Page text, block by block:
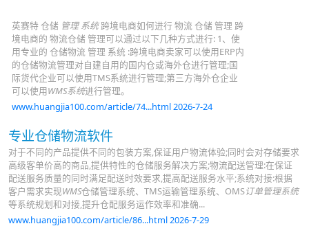
英赛特 仓储 管理 系统跨境电商如何进行 物流 仓储 管理 跨
境电商的 物流仓储 管理可以通过以下几种方式进行: 1、使
用专业的 仓储物流 管理 系统 :跨境电商卖家可以使用ERP内
的仓储物流管理对自建自用的国内仓或海外仓进行管理;国
际货代企业可以使用TMS系统进行管理;第三方海外仓企业
可以使用WMS系统进行管理。
www.huangjia100.com/article/74...html 2026-7-24
专业仓储物流软件
对于不同的产品提供不同的包装方案,保证用户物流体验;同时会对存储要求
高级客单价高的商品,提供特性的仓储服务解决方案;物流配送管理:在保证
配送服务质量的同时满足配送时效要求,提高配送服务水平;系统对接:根据
客户需求实现WMS仓储管理系统、TMS运输管理系统、OMS订单管理系统
等系统规划和对接,提升仓配服务运作效率和准确...
www.huangjia100.com/article/86...html 2026-7-29